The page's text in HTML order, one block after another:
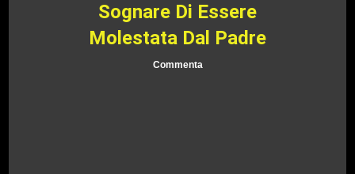
Sognare Di Essere
Molestata Dal Padre
Commenta